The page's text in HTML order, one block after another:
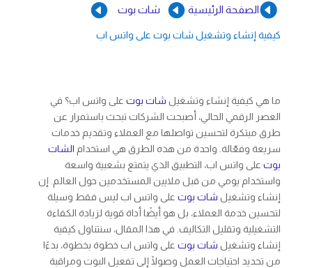
الصفحة الرئيسية  شات بوت 
كيفية إنشاء وتشغيل شات بوت على واتس اب
ما هي كيفية إنشاء وتشغيل شات بوتعلى واتس اب؟ في
العصر الرقمي الحالي، أصبحت الشركات تبحث باستمرار عن
طرق مبتكرة لتحسين تواصلها مع العملاء وتقديم خدمات
سريعة وفعّالة. واحدة من هذه الطرق هي استخدام الشات
بوتعلى واتس اب، التطبيق الذي يتمتع بشعبية واسعة
واستخدام يومي من قبل ملايين المستخدمين حول العالم. إن
إنشاء وتشغيل شات بوتعلى واتس اب ليس فقط وسيلة
لتحسين خدمة العملاء، بل هو أيضًا أداة قوية لزيادة الكفاءة
التشغيلية وتقليل التكاليف. في هذا المقال، سنتناول كيفية
إنشاء وتشغيل شات بوتعلى واتس اب خطوة بخطوة، بدءًا
من تحديد احتياجات العمل وصولًا إلى تفعيل البوت ومراقبة